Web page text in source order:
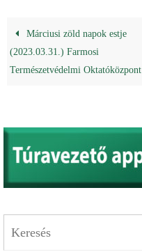
Márciusi zöld napok estje
(2023.03.31.) Farmosi
Természetvédelmi Oktatóközpont